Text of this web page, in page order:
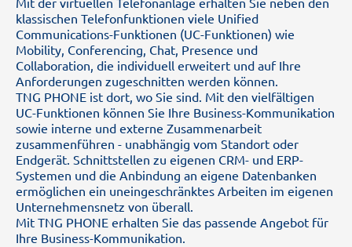
klassischen Telefonfunktionen viele Unified
Communications-Funktionen (UC-Funktionen) wie
Mobility, Conferencing, Chat, Presence und
Collaboration, die individuell erweitert und auf Ihre
Anforderungen zugeschnitten werden können.
TNG PHONE ist dort, wo Sie sind. Mit den vielfältigen
UC-Funktionen können Sie Ihre Business-Kommunikation
sowie interne und externe Zusammenarbeit
zusammenführen - unabhängig vom Standort oder
Endgerät. Schnittstellen zu eigenen CRM- und ERP-
Systemen und die Anbindung an eigene Datenbanken
ermöglichen ein uneingeschränktes Arbeiten im eigenen
Unternehmensnetz von überall.
Mit TNG PHONE erhalten Sie das passende Angebot für
Ihre Business-Kommunikation.